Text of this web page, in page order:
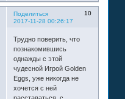
Поделиться
10
2017-11-28 00:26:17
Трудно поверить, что
познакомившись
однажды с этой
чудесной Игрой Golden
Eggs, уже никогда не
хочется с ней